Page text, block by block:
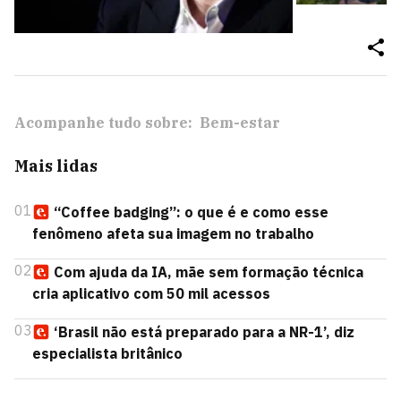
Acompanhe tudo sobre: Bem-estar
Mais lidas
01
“Coffee badging”: o que é e como esse
fenômeno afeta sua imagem no trabalho
02
Com ajuda da IA, mãe sem formação técnica
cria aplicativo com 50 mil acessos
03
‘Brasil não está preparado para a NR-1’, diz
especialista britânico